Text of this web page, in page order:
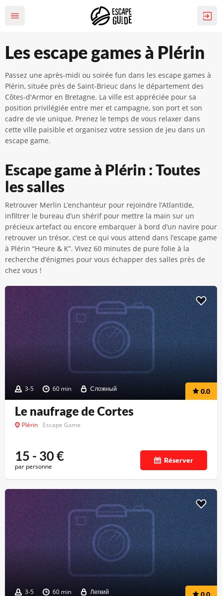
Les escape games à Plérin
Passez une après-midi ou soirée fun dans les escape games à
Plérin, située près de Saint-Brieuc dans le département des
Côtes-d'Armor en Bretagne. La ville est appréciée pour sa
position privilégiée entre mer et campagne, son port et son
cadre de vie unique. Prenez le temps de vous relaxer dans
cette ville paisible et organisez votre session de jeu dans un
escape game.
Escape game à Plérin : Toutes
les salles
Retrouver Merlin L’enchanteur pour rejoindre l’Atlantide,
infiltrer le bureau d’un shérif pour mettre la main sur un
précieux artefact ou encore embarquer à bord d’un navire pour
retrouver un trésor, c’est ce qui vous attend dans l’escape game
à Plérin “Heure & K”. Vivez 60 minutes de pure folie à la
recherche d’énigmes pour vous échapper des salles près de
chez vous !
3-5 60 min Сложный 0.0
Le naufrage de Cortes
Plérin Escape Game
15 - 30€
par personne
Réserver
3-5 60 min Легкий 0.0